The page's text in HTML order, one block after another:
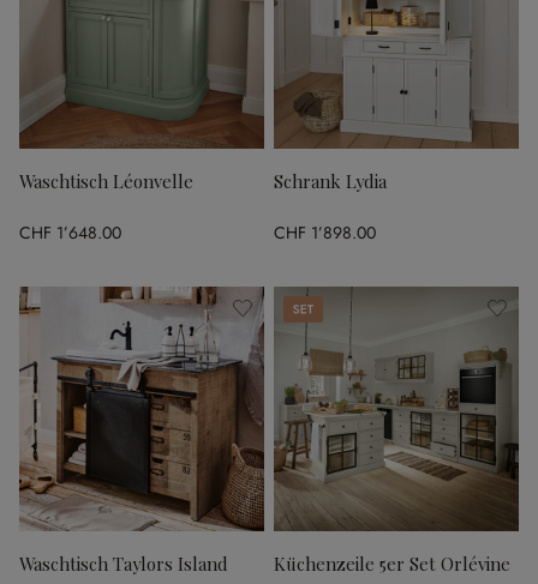
Waschtisch Léonvelle
CHF 1’648.00
Schrank Lydia
CHF 1’898.00
Waschtisch Taylors Island
Set
Küchenzeile 5er Set Orlévine